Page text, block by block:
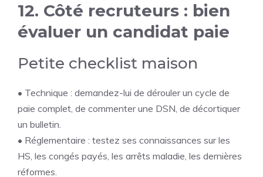
12. Côté recruteurs : bien
évaluer un candidat paie
Petite checklist maison
• Technique : demandez-lui de dérouler un cycle de
paie complet, de commenter une DSN, de décortiquer
un bulletin.
• Réglementaire : testez ses connaissances sur les
HS, les congés payés, les arrêts maladie, les dernières
réformes.